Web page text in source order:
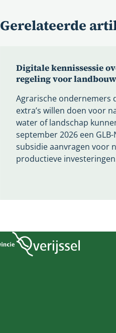
Gerelateerde
Digitale kennissessie
regeling voor
Agrarische ondernemers
extra’s willen doen voor
water of landschap
september 2026 een GLB-
subsidie aanvragen voor
productieve